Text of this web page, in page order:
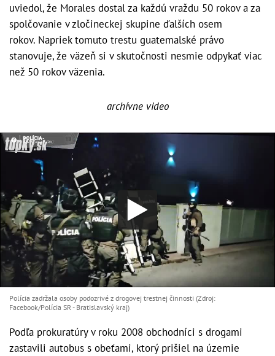
uviedol, že Morales dostal za každú vraždu 50 rokov a za
spolčovanie v zločineckej skupine ďalších osem
rokov. Napriek tomuto trestu guatemalské právo
stanovuje, že väzeň si v skutočnosti nesmie odpykať viac
než 50 rokov väzenia.
archívne video
Polícia zadržala osoby podozrivé z drogovej trestnej činnosti (Zdroj:
Facebook/Polícia SR - Bratislavský kraj)
Podľa prokuratúry v roku 2008 obchodníci s drogami
zastavili autobus s obeťami, ktorý prišiel na územie